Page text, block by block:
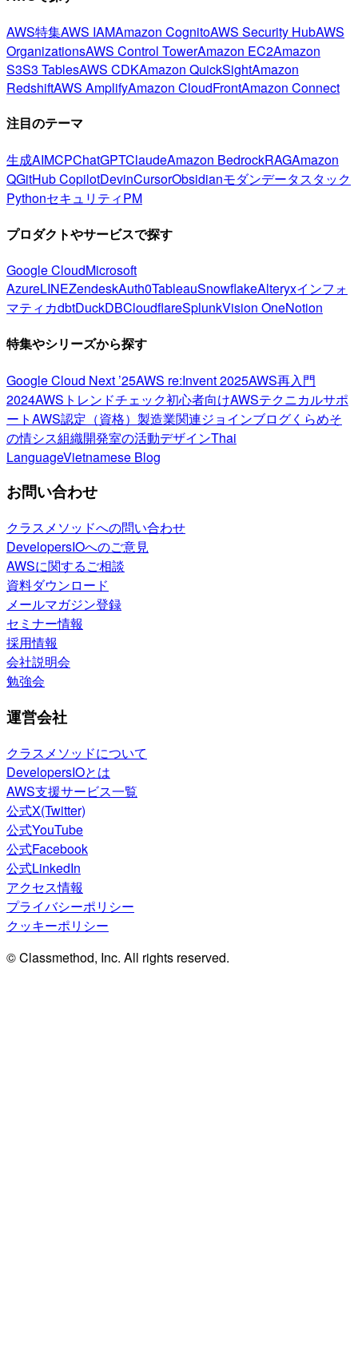
AWS特集AWS IAMAmazon CognitoAWS Security HubAWS
OrganizationsAWS Control TowerAmazon EC2Amazon
S3S3 TablesAWS CDKAmazon QuickSightAmazon
RedshiftAWS AmplifyAmazon CloudFrontAmazon Connect
注目のテーマ
生成AIMCPChatGPTClaudeAmazon BedrockRAGAmazon
QGitHub CopilotDevinCursorObsidianモダンデータスタック
PythonセキュリティPM
プロダクトやサービスで探す
Google CloudMicrosoft
AzureLINEZendeskAuth0TableauSnowflakeAlteryxインフォ
マティカdbtDuckDBCloudflareSplunkVision OneNotion
特集やシリーズから探す
Google Cloud Next ’25AWS re:Invent 2025AWS再入門
2024AWSトレンドチェック初心者向けAWSテクニカルサポ
ートAWS認定（資格） 製造業関連ジョインブログくらめそ
の情シス組織開発室の活動デザインThai
LanguageVietnamese Blog
お問い合わせ
クラスメソッドへの問い合わせ
DevelopersIOへのご意見
AWSに関するご相談
資料ダウンロード
メールマガジン登録
セミナー情報
採用情報
会社説明会
勉強会
運営会社
クラスメソッドについて
DevelopersIOとは
AWS支援サービス一覧
公式X(Twitter)
公式YouTube
公式Facebook
公式LinkedIn
アクセス情報
プライバシーポリシー
クッキーポリシー
© Classmethod, Inc. All rights reserved.